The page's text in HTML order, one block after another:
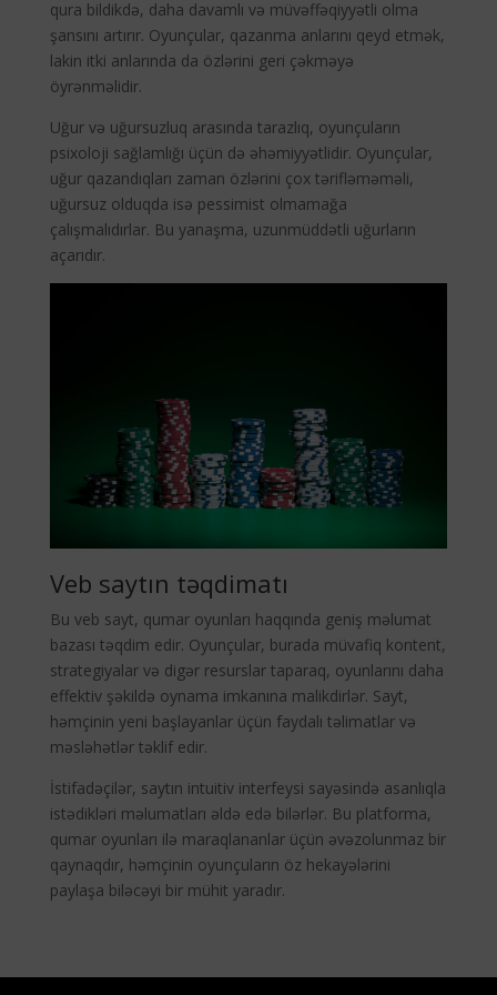
qura bildikdə, daha davamlı və müvəffəqiyyətli olma
şansını artırır. Oyunçular, qazanma anlarını qeyd etmək,
lakin itki anlarında da özlərini geri çəkməyə
öyrənməlidir.
Uğur və uğursuzluq arasında tarazlıq, oyunçuların
psixoloji sağlamlığı üçün də əhəmiyyətlidir. Oyunçular,
uğur qazandıqları zaman özlərini çox tərifləməməli,
uğursuz olduqda isə pessimist olmamağa
çalışmalıdırlar. Bu yanaşma, uzunmüddətli uğurların
açarıdır.
Veb saytın təqdimatı
Bu veb sayt, qumar oyunları haqqında geniş məlumat
bazası təqdim edir. Oyunçular, burada müvafiq kontent,
strategiyalar və digər resurslar taparaq, oyunlarını daha
effektiv şəkildə oynama imkanına malikdirlər. Sayt,
həmçinin yeni başlayanlar üçün faydalı təlimatlar və
məsləhətlər təklif edir.
İstifadəçilər, saytın intuitiv interfeysi sayəsində asanlıqla
istədikləri məlumatları əldə edə bilərlər. Bu platforma,
qumar oyunları ilə maraqlananlar üçün əvəzolunmaz bir
qaynaqdır, həmçinin oyunçuların öz hekayələrini
paylaşa biləcəyi bir mühit yaradır.